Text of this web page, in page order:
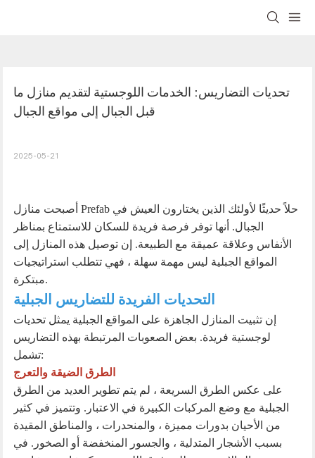
تحديات التضاريس: الخدمات اللوجستية لتقديم منازل ما
قبل الجبال إلى مواقع الجبال
2025-05-21
أصبحت منازل Prefab حلاً حديثًا لأولئك الذين يختارون العيش في
الجبال. أنها توفر فرصة فريدة للسكان للاستمتاع بمناظر
الأنفاس وعلاقة عميقة مع الطبيعة. إن توصيل هذه المنازل إلى
المواقع الجبلية ليس مهمة سهلة ، فهي تتطلب استراتيجيات
مبتكرة.
التحديات الفريدة للتضاريس الجبلية
إن تثبيت المنازل الجاهزة على المواقع الجبلية يمثل تحديات
لوجستية فريدة. بعض الصعوبات المرتبطة بهذه التضاريس
تشمل:
الطرق الضيقة والتعرج
على عكس الطرق السريعة ، لم يتم تطوير العديد من الطرق
الجبلية مع وضع المركبات الكبيرة في الاعتبار. وتتميز في كثير
من الأحيان بدورات مميزة ، والمنحدرات ، والمناطق المقيدة
بسبب الأشجار المتدلية ، والجسور المنخفضة أو الصخور. في